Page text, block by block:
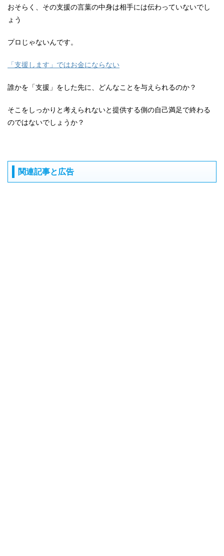
おそらく、その支援の言葉の中身は相手には伝わっていないでし
ょう
プロじゃないんです。
「支援します」ではお金にならない
誰かを「支援」をした先に、どんなことを与えられるのか？
そこをしっかりと考えられないと提供する側の自己満足で終わる
のではないでしょうか？
関連記事と広告